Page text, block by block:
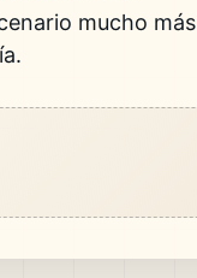
mucho más